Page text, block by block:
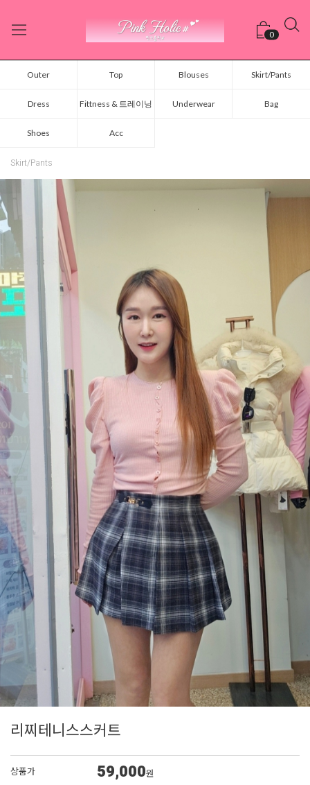
0
Outer Top Blouses Skirt/Pants
Dress Fittness & 트레이닝 Underwear Bag
Shoes Acc
Skirt/Pants
리찌테니스스커트
상품가 59,000원